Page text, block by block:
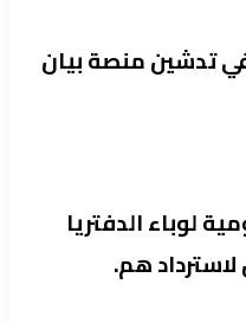
في تدشين منصة بيان
لوباء الدفتريا
هم.